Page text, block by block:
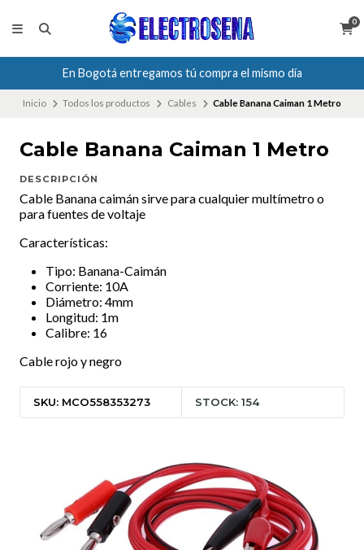
0
En Bogotá entregamos tú compra el mismo día
Inicio Todos los productos Cables Cable Banana Caiman 1 Metro
Cable Banana Caiman 1 Metro
DESCRIPCIÓN
Cable Banana caimán sirve para cualquier multímetro o
para fuentes de voltaje
Características:
Tipo: Banana-Caimán
Corriente: 10A
Diámetro: 4mm
Longitud: 1m
Calibre: 16
Cable rojo y negro
SKU: MCO558353273 STOCK: 154